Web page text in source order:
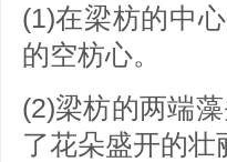
(1)在梁枋的中
的空枋心。
(2)梁枋的两端
了花朵盛开的壮